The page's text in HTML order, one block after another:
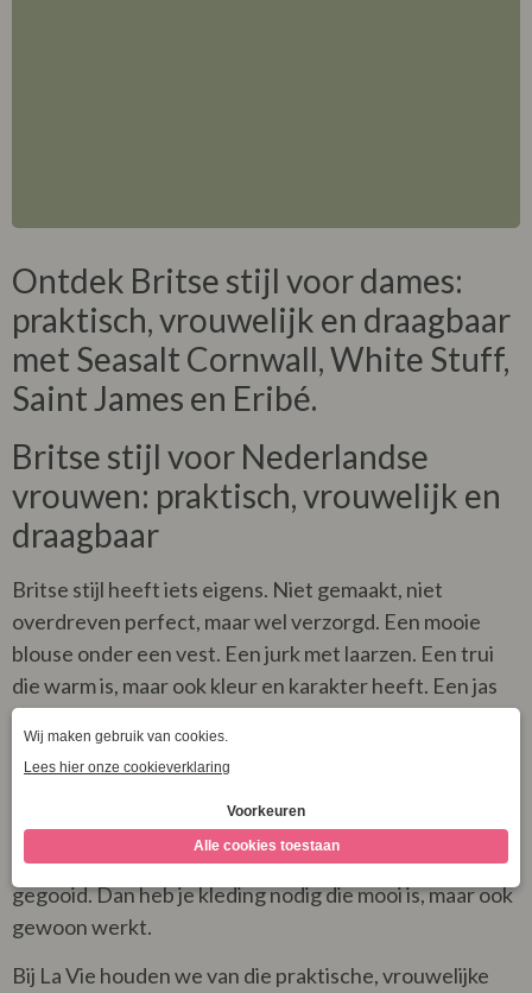
Ontdek Britse stijl voor dames:
praktisch, vrouwelijk en draagbaar
met Seasalt Cornwall, White Stuff,
Saint James en Eribé.
Britse stijl voor Nederlandse
vrouwen: praktisch, vrouwelijk en
draagbaar
Britse stijl heeft iets eigens. Niet gemaakt, niet
overdreven perfect, maar wel verzorgd. Een mooie
blouse onder een vest. Een jurk met laarzen. Een trui
die warm is, maar ook kleur en karakter heeft. Een jas
die niet alleen leuk staat, maar ook tegen een buitje
kan.
dat helemaal geen gekke gedachte. Ons weer lijkt soms
alsof iemand alle seizoenen in één grabbelton heeft
gegooid. Dan heb je kleding nodig die mooi is, maar ook
gewoon werkt.
Bij La Vie houden we van die praktische, vrouwelijke